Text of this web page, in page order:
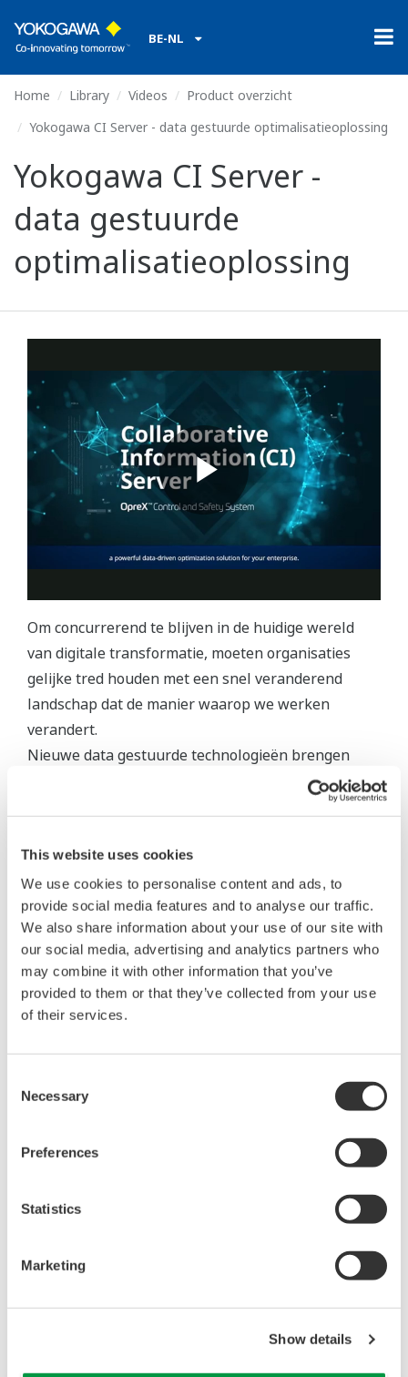
This website uses cookies
We use cookies to personalise content and ads, to
provide social media features and to analyse our traffic.
We also share information about your use of our site with
our social media, advertising and analytics partners who
may combine it with other information that you’ve
provided to them or that they’ve collected from your use
of their services.
Selection
Necessary
Preferences
Statistics
Marketing
Show details
BE-NL
Home Library Videos
Product overzicht
Yokogawa CI Server - data gestuurde optimalisatieoplossing
Yokogawa CI Server -
data gestuurde
optimalisatieoplossing
Om concurrerend te blijven in de huidige wereld
van digitale transformatie, moeten organisaties
gelijke tred houden met een snel veranderend
landschap dat de manier waarop we werken
verandert.
Nieuwe data gestuurde technologieën brengen
ontelbare voordelen met zich mee: verbeterde
mogelijkheid om snel te reageren op veranderingen
in de markt.
Bedrijven beseffen steeds meer hoe belangrijk het
is om enorme hoeveelheden gegevens te gebruiken
om hun activiteiten te optimaliseren en
uitmuntendheid te bereiken
precies de oplossing biedt voor deze uitdagingen. CI
ontsluit de waarde van uw data om de operationele
binnen de gehele onderneming te versterken.
Gerelateerde producten & oplossingen